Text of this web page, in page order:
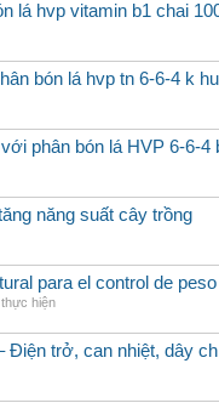
lá hvp vitamin b1 chai
bón lá hvp tn 6-6-4 k
phân bón lá HVP 6-6-4
năng suất cây trồng
para el control de peso
hiện
Điện trở, can nhiệt, dây